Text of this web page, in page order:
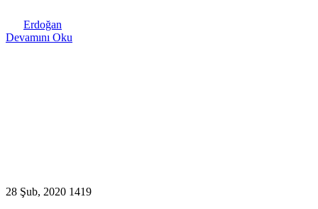
Erdoğan
Devamını Oku
28 Şub, 2020 1419